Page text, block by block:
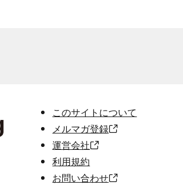
このサイトについて
メルマガ登録
運営会社
利用規約
お問い合わせ